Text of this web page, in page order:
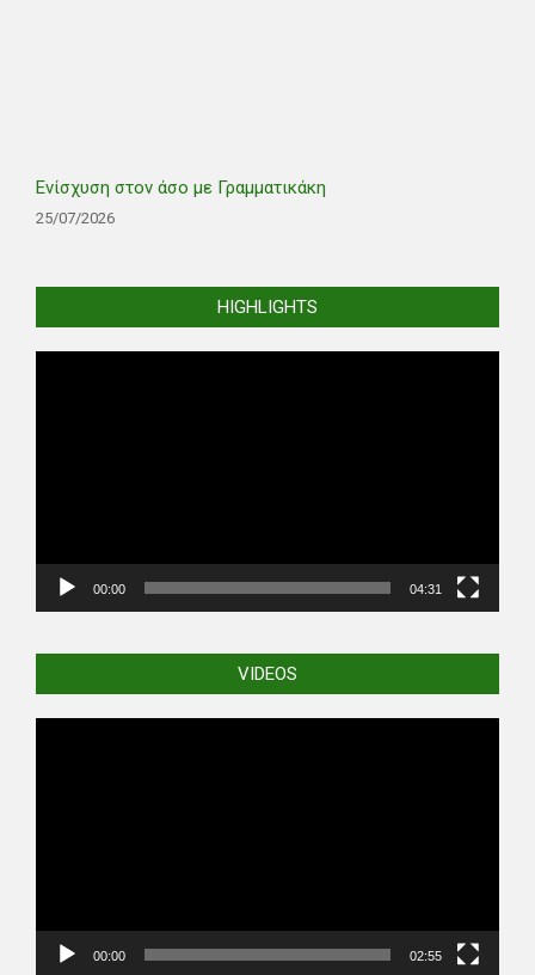
Ενίσχυση στον άσο με Γραμματικάκη
25/07/2026
HIGHLIGHTS
00:00 04:31
VIDEOS
00:00 02:55